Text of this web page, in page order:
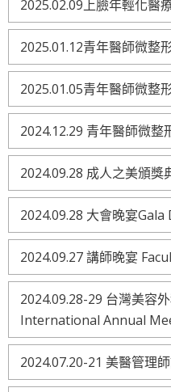
2025.02.09上臉年輕化醫
2025.01.12青年醫師微整
2025.01.05青年醫師微整
2024.12.29 青年醫師微
2024.09.28 成人之美頒獎
2024.09.28 大會晚宴
2024.09.27 講師晚宴
2024.09.28-29 台灣美容
International Annual
2024.07.20-21 美醫管理